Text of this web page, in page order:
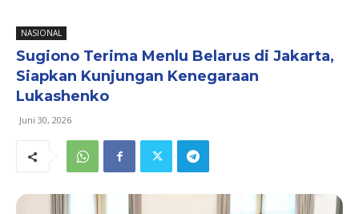
NASIONAL
Sugiono Terima Menlu Belarus di Jakarta,
Siapkan Kunjungan Kenegaraan
Lukashenko
Juni 30, 2026